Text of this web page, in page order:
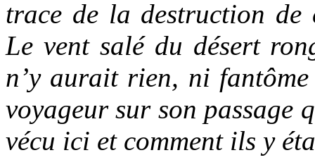
trace de la destruction de
Le vent salé du désert
n’y aurait rien, ni
voyageur sur son passage
vécu ici et comment ils y